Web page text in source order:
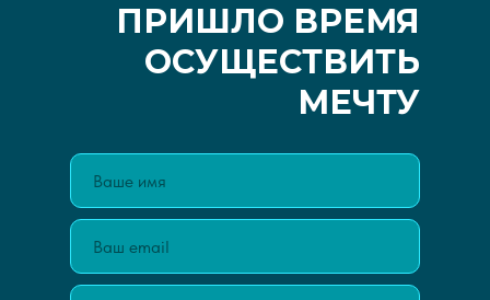
ПРИШЛО ВРЕМЯ
ОСУЩЕСТВИТЬ
МЕЧТУ